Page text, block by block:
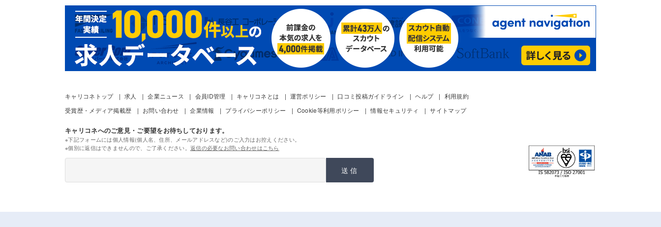
キャリコネトップ 求人 企業ニュース 会員ID管理 キャリコネとは 運営ポリシー 口コミ投稿ガイドライン ヘルプ
利用規約
受賞歴・メディア掲載歴
お問い合わせ 企業情報 プライバシーポリシー Cookie等利用ポリシー 情報セキュリティ サイトマップ
キャリコネへのご意見・ご要望をお待ちしております。
※下記フォームには個人情報(個人名、住所、メールアドレスなど)のご入力はお控えください。
※個別に返信はできませんので、ご了承ください。 返信の必要なお問い合わせはこちら
送信